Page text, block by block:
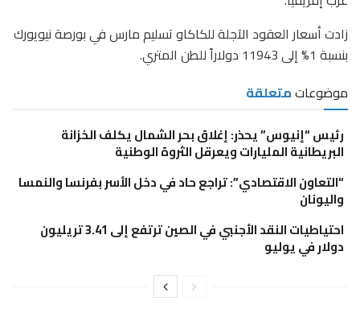
زادت أسعار العقود الآجلة للكاكاو تسليم مارس في بورصة نيويورك
بنسبة 1% إلى 11943 دولاراً للطن المتري.
موضوعاتمتعلقة
رئيس “إنيوس” يحذر: إغلاق بحر الشمال يكلف الخزانة
البريطانية المليارات ويعرقل الثروة الوطنية
“التعاون الاقتصادي”: تراجع حاد في دخل الأسر بفرنسا والنمسا
واليونان
احتياطيات النقد الأجنبي في الصين ترتفع إلى 3.41 تريليون
دولار في يوليو